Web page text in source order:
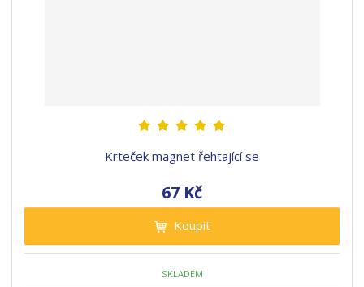
Krteček magnet řehtající se
67 Kč
Koupit
SKLADEM